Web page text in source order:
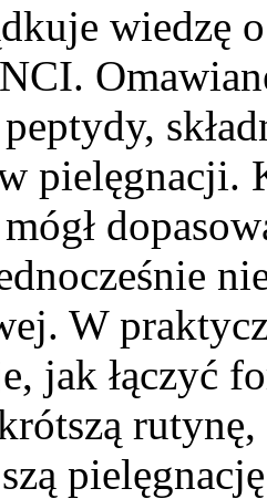
wiedzę
pielęgnacji.
W
jak łączyć